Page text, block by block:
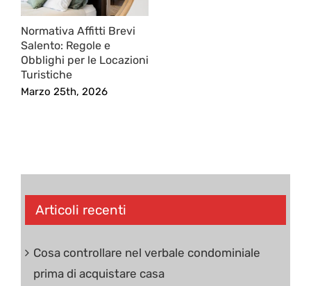
Normativa Affitti Brevi
Salento: Regole e
Obblighi per le Locazioni
Turistiche
Marzo 25th, 2026
Articoli recenti
Cosa controllare nel verbale condominiale
prima di acquistare casa